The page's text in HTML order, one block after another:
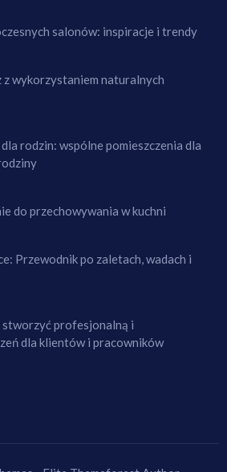
salonów: inspiracje i trendy
wykorzystaniem naturalnych
rodzin: wspólne pomieszczenia dla
do przechowywania w kuchni
Przewodnik po zaletach, wadach i
stworzyć profesjonalną i
dla klientów i pracowników